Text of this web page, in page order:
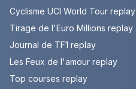
Cyclisme UCI World Tour replay
Tirage de l'Euro Millions replay
Journal de TF1 replay
Les Feux de l'amour replay
Top courses replay